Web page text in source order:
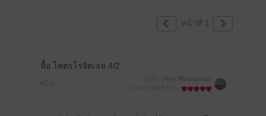
หน้าที่ 1
หื้อ โคตรโรจิตเลย 4/2
Pich Phichamon